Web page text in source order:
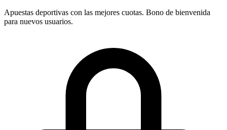
Apuestas deportivas con las mejores cuotas. Bono de bienvenida
para nuevos usuarios.